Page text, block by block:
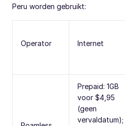
Peru worden gebruikt:
Operator Internet
Prepaid: 1GB
voor $4,95
(geen
vervaldatum);